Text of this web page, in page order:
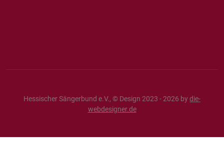
Hessischer Sängerbund e.V., © Design 2023 - 2026 bydie-
webdesigner.de